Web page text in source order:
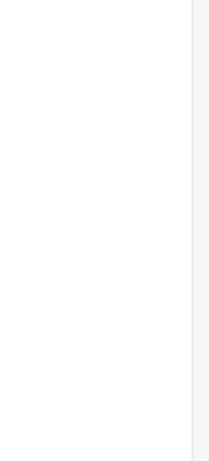
(nonstop)